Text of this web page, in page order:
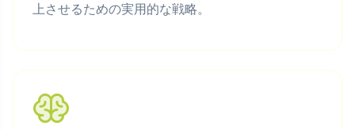
上させるための実用的な戦略。